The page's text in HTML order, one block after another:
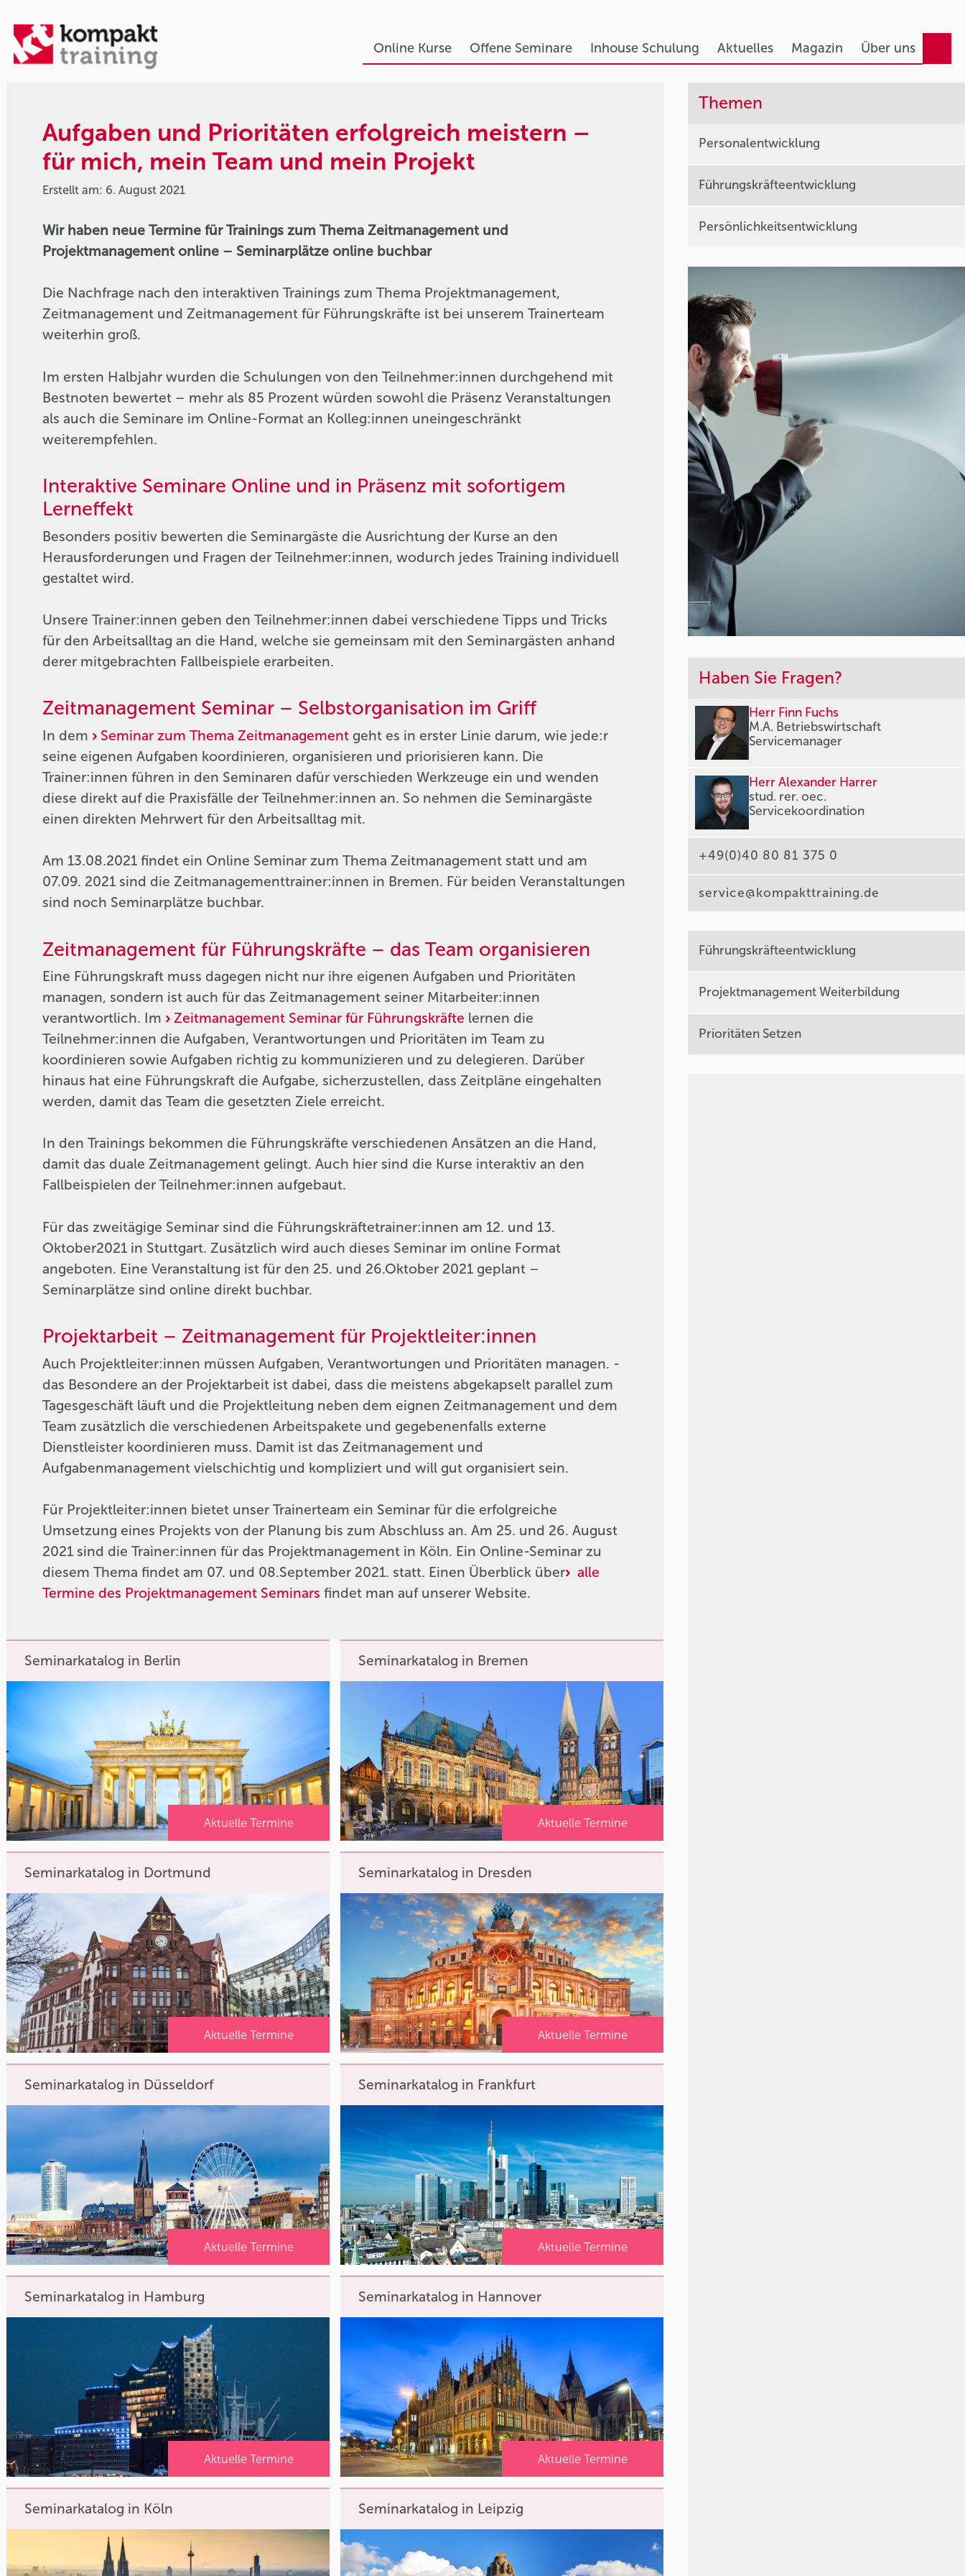
Online Kurse Offene Seminare Inhouse Schulung Aktuelles Magazin Über uns
Aufgaben und Prioritäten erfolgreich meistern –
für mich, mein Team und mein Projekt
Erstellt am: 6. August 2021
Wir haben neue Termine für Trainings zum Thema Zeitmanagement und
Projektmanagement online – Seminarplätze online buchbar
Die Nachfrage nach den interaktiven Trainings zum Thema Projektmanagement,
Zeitmanagement und Zeitmanagement für Führungskräfte ist bei unserem Trainerteam
weiterhin groß.
Im ersten Halbjahr wurden die Schulungen von den Teilnehmer:innen durchgehend mit
Bestnoten bewertet – mehr als 85 Prozent würden sowohl die Präsenz Veranstaltungen
als auch die Seminare im Online-Format an Kolleg:innen uneingeschränkt
weiterempfehlen.
Interaktive Seminare Online und in Präsenz mit sofortigem
Lerneffekt
Besonders positiv bewerten die Seminargäste die Ausrichtung der Kurse an den
Herausforderungen und Fragen der Teilnehmer:innen, wodurch jedes Training individuell
gestaltet wird.
Unsere Trainer:innen geben den Teilnehmer:innen dabei verschiedene Tipps und Tricks
für den Arbeitsalltag an die Hand, welche sie gemeinsam mit den Seminargästen anhand
derer mitgebrachten Fallbeispiele erarbeiten.
Zeitmanagement Seminar – Selbstorganisation im Griff
In dem Seminar zum Thema Zeitmanagement geht es in erster Linie darum, wie jede:r
seine eigenen Aufgaben koordinieren, organisieren und priorisieren kann. Die
Trainer:innen führen in den Seminaren dafür verschieden Werkzeuge ein und wenden
diese direkt auf die Praxisfälle der Teilnehmer:innen an. So nehmen die Seminargäste
einen direkten Mehrwert für den Arbeitsalltag mit.
Am 13.08.2021 findet ein Online Seminar zum Thema Zeitmanagement statt und am
07.09. 2021 sind die Zeitmanagementtrainer:innen in Bremen. Für beiden Veranstaltungen
sind noch Seminarplätze buchbar.
Zeitmanagement für Führungskräfte – das Team organisieren
Eine Führungskraft muss dagegen nicht nur ihre eigenen Aufgaben und Prioritäten
managen, sondern ist auch für das Zeitmanagement seiner Mitarbeiter:innen
verantwortlich. Im Zeitmanagement Seminar für Führungskräfte lernen die
Teilnehmer:innen die Aufgaben, Verantwortungen und Prioritäten im Team zu
koordinieren sowie Aufgaben richtig zu kommunizieren und zu delegieren. Darüber
hinaus hat eine Führungskraft die Aufgabe, sicherzustellen, dass Zeitpläne eingehalten
werden, damit das Team die gesetzten Ziele erreicht.
In den Trainings bekommen die Führungskräfte verschiedenen Ansätzen an die Hand,
damit das duale Zeitmanagement gelingt. Auch hier sind die Kurse interaktiv an den
Fallbeispielen der Teilnehmer:innen aufgebaut.
Für das zweitägige Seminar sind die Führungskräftetrainer:innen am 12. und 13.
Oktober2021 in Stuttgart. Zusätzlich wird auch dieses Seminar im online Format
angeboten. Eine Veranstaltung ist für den 25. und 26.Oktober 2021 geplant –
Seminarplätze sind online direkt buchbar.
Projektarbeit – Zeitmanagement für Projektleiter:innen
Auch Projektleiter:innen müssen Aufgaben, Verantwortungen und Prioritäten managen. -
das Besondere an der Projektarbeit ist dabei, dass die meistens abgekapselt parallel zum
Tagesgeschäft läuft und die Projektleitung neben dem eignen Zeitmanagement und dem
Team zusätzlich die verschiedenen Arbeitspakete und gegebenenfalls externe
Dienstleister koordinieren muss. Damit ist das Zeitmanagement und
Aufgabenmanagement vielschichtig und kompliziert und will gut organisiert sein.
Für Projektleiter:innen bietet unser Trainerteam ein Seminar für die erfolgreiche
Umsetzung eines Projekts von der Planung bis zum Abschluss an. Am 25. und 26. August
2021 sind die Trainer:innen für das Projektmanagement in Köln. Ein Online-Seminar zu
diesem Thema findet am 07. und 08.September 2021. statt. Einen Überblick über
alle
Termine des Projektmanagement Seminars findet man auf unserer Website.
Seminarkatalog in Berlin
Aktuelle Termine
Seminarkatalog in Bremen
Aktuelle Termine
Seminarkatalog in Dortmund
Aktuelle Termine
Seminarkatalog in Dresden
Aktuelle Termine
Seminarkatalog in Düsseldorf
Aktuelle Termine
Seminarkatalog in Frankfurt
Aktuelle Termine
Seminarkatalog in Hamburg
Aktuelle Termine
Seminarkatalog in Hannover
Aktuelle Termine
Seminarkatalog in Köln Seminarkatalog in Leipzig
Themen
Personalentwicklung
Führungskräfteentwicklung
Persönlichkeitsentwicklung
Haben Sie Fragen?
Herr Finn Fuchs
M.A. Betriebswirtschaft
Servicemanager
Herr Alexander Harrer
stud. rer. oec.
Servicekoordination
+49(0)40 80 81 375 0
service@kompakttraining.de
Führungskräfteentwicklung
Projektmanagement Weiterbildung
Prioritäten Setzen